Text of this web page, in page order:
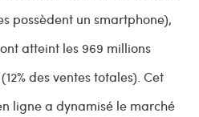
possèdent un smartphone),
atteint les 969 millions
des ventes totales). Cet
ligne a dynamisé le marché